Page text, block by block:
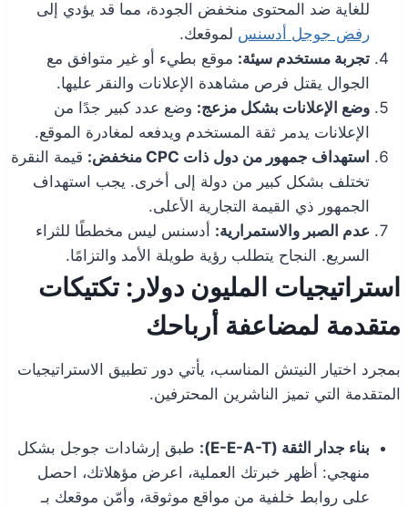
للغاية ضد المحتوى منخفض الجودة، مما قد يؤدي إلى
رفض جوجل أدسنس لموقعك.
تجربة مستخدم سيئة: موقع بطيء أو غير متوافق مع
الجوال يقتل فرص مشاهدة الإعلانات والنقر عليها.
وضع الإعلانات بشكل مزعج: وضع عدد كبير جدًا من
الإعلانات يدمر ثقة المستخدم ويدفعه لمغادرة الموقع.
استهداف جمهور من دول ذات CPC منخفض:
قيمة النقرة
تختلف بشكل كبير من دولة إلى أخرى. يجب استهداف
الجمهور ذي القيمة التجارية الأعلى.
عدم الصبر والاستمرارية: أدسنس ليس مخططًا للثراء
السريع. النجاح يتطلب رؤية طويلة الأمد والتزامًا.
استراتيجيات المليون دولار: تكتيكات
متقدمة لمضاعفة أرباحك
بمجرد اختيار النيتش المناسب، يأتي دور تطبيق الاستراتيجيات
المتقدمة التي تميز الناشرين المحترفين.
بناء جدار الثقة (E-E-A-T):
طبق إرشادات جوجل بشكل
منهجي: أظهر خبرتك العملية، اعرض مؤهلاتك، احصل
على روابط خلفية من مواقع موثوقة، وأمّن موقعك بـ